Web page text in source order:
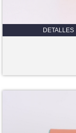
DETALLES